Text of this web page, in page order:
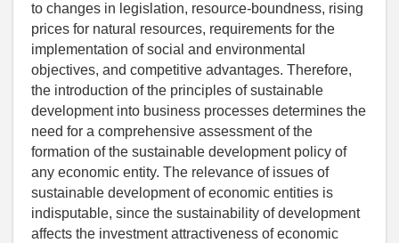
to changes in legislation, resource-boundness, rising
prices for natural resources, requirements for the
implementation of social and environmental
objectives, and competitive advantages. Therefore,
the introduction of the principles of sustainable
development into business processes determines the
need for a comprehensive assessment of the
formation of the sustainable development policy of
any economic entity. The relevance of issues of
sustainable development of economic entities is
indisputable, since the sustainability of development
affects the investment attractiveness of economic